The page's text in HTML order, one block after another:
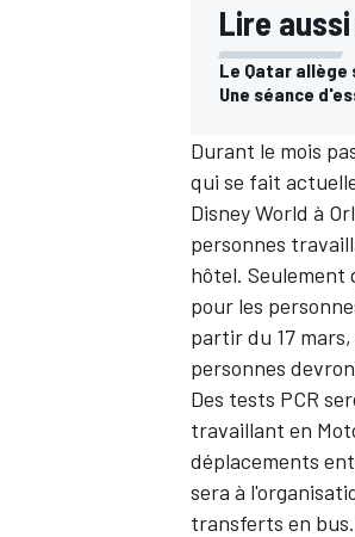
Lire
Le Qatar allège
Une séance
Durant le mois
qui se fait
Disney World à
personnes
hôtel.
pour les
partir du 17
personnes
Des tests PCR
travaillant en
déplacements
sera à
transferts en